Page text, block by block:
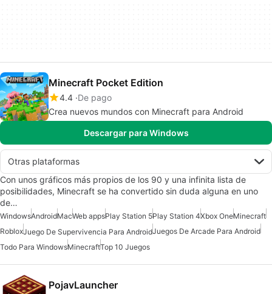
Minecraft Pocket Edition
4.4 De pago
Crea nuevos mundos con Minecraft para Android
Descargar para Windows
Otras plataformas
Con unos gráficos más propios de los 90 y una infinita lista de
posibilidades, Minecraft se ha convertido sin duda alguna en uno
de…
WindowsAndroidMacWeb appsPlay Station 5Play Station 4Xbox OneMinecraft
RobloxJuego De Supervivencia Para AndroidJuegos De Arcade Para Android
Todo Para WindowsMinecraftTop 10 Juegos
PojavLauncher